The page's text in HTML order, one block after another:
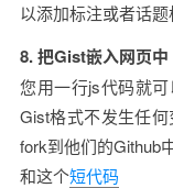
以添加标注或者话题
8. 把Gist嵌入网页中
您用一行js代码就
Gist格式不发生任
fork到他们的Github
和这个短代码